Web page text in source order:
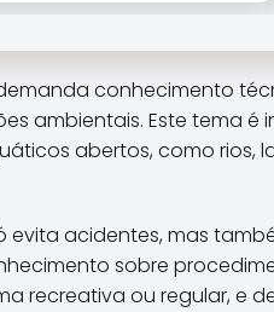
conhecimento
ambientais. Este tema é
abertos, como rios,
acidentes, mas
sobre
recreativa ou regular, e